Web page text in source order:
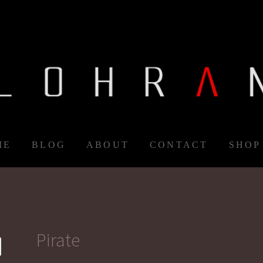
BLOG ABOUT CONTACT SHOP
Pirate